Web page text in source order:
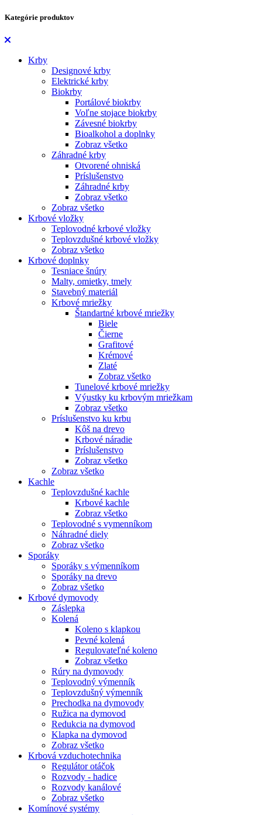
Kategórie produktov
Krby
Designové krby
Elektrické krby
Biokrby
Portálové biokrby
Voľne stojace biokrby
Závesné biokrby
Bioalkohol a doplnky
Zobraz všetko
Záhradné krby
Otvorené ohniská
Príslušenstvo
Záhradné krby
Zobraz všetko
Zobraz všetko
Krbové vložky
Teplovodné krbové vložky
Teplovzdušné krbové vložky
Zobraz všetko
Krbové doplnky
Tesniace šnúry
Malty, omietky, tmely
Stavebný materiál
Krbové mriežky
Štandartné krbové mriežky
Biele
Čierne
Grafitové
Krémové
Zlaté
Zobraz všetko
Tunelové krbové mriežky
Výustky ku krbovým mriežkam
Zobraz všetko
Príslušenstvo ku krbu
Kôš na drevo
Krbové náradie
Príslušenstvo
Zobraz všetko
Zobraz všetko
Kachle
Teplovzdušné kachle
Krbové kachle
Zobraz všetko
Teplovodné s vymenníkom
Náhradné diely
Zobraz všetko
Sporáky
Sporáky s výmenníkom
Sporáky na drevo
Zobraz všetko
Krbové dymovody
Záslepka
Kolená
Koleno s klapkou
Pevné kolená
Regulovateľné koleno
Zobraz všetko
Rúry na dymovody
Teplovodný výmenník
Teplovzdušný výmenník
Prechodka na dymovody
Ružica na dymovod
Redukcia na dymovod
Klapka na dymovod
Zobraz všetko
Krbová vzduchotechnika
Regulátor otáčok
Rozvody - hadice
Rozvody kanálové
Zobraz všetko
Komínové systémy